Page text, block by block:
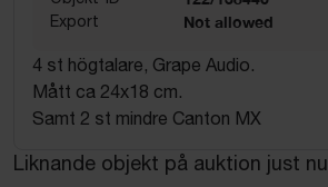
Export Not allowed
4 st högtalare, Grape Audio.
Mått ca 24x18 cm.
Samt 2 st mindre Canton MX
Liknande objekt på auktion just nu